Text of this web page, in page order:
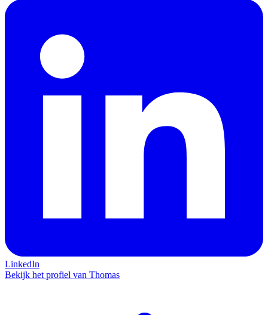
LinkedIn
Bekijk het profiel van Thomas